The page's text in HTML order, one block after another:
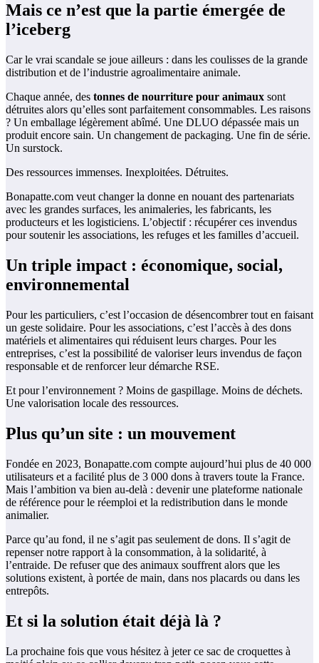
Mais ce n’est que la partie émergée de
l’iceberg
Car le vrai scandale se joue ailleurs : dans les coulisses de la grande
distribution et de l’industrie agroalimentaire animale.
Chaque année, des tonnes de nourriture pour animaux sont
détruites alors qu’elles sont parfaitement consommables. Les raisons
? Un emballage légèrement abîmé. Une DLUO dépassée mais un
produit encore sain. Un changement de packaging. Une fin de série.
Un surstock.
Des ressources immenses. Inexploitées. Détruites.
Bonapatte.com veut changer la donne en nouant des partenariats
avec les grandes surfaces, les animaleries, les fabricants, les
producteurs et les logisticiens. L’objectif : récupérer ces invendus
pour soutenir les associations, les refuges et les familles d’accueil.
Un triple impact : économique, social,
environnemental
Pour les particuliers, c’est l’occasion de désencombrer tout en faisant
un geste solidaire. Pour les associations, c’est l’accès à des dons
matériels et alimentaires qui réduisent leurs charges. Pour les
entreprises, c’est la possibilité de valoriser leurs invendus de façon
responsable et de renforcer leur démarche RSE.
Et pour l’environnement ? Moins de gaspillage. Moins de déchets.
Une valorisation locale des ressources.
Plus qu’un site : un mouvement
Fondée en 2023, Bonapatte.com compte aujourd’hui plus de 40 000
utilisateurs et a facilité plus de 3 000 dons à travers toute la France.
Mais l’ambition va bien au-delà : devenir une plateforme nationale
de référence pour le réemploi et la redistribution dans le monde
animalier.
Parce qu’au fond, il ne s’agit pas seulement de dons. Il s’agit de
repenser notre rapport à la consommation, à la solidarité, à
l’entraide. De refuser que des animaux souffrent alors que les
solutions existent, à portée de main, dans nos placards ou dans les
entrepôts.
Et si la solution était déjà là ?
La prochaine fois que vous hésitez à jeter ce sac de croquettes à